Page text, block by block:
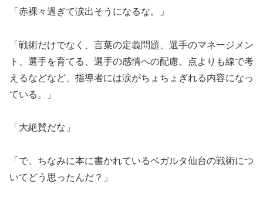
「赤裸々過ぎて涙出そうになるな。」
「戦術だけでなく、言葉の定義問題、選手のマネージメン
ト、選手を育てる、選手の感情への配慮、点よりも線で考
えるなどなど、指導者には涙がちょちょぎれる内容になっ
ている。」
「大絶賛だな」
「で、ちなみに本に書かれているベガルタ仙台の戦術につ
いてどう思ったんだ？」